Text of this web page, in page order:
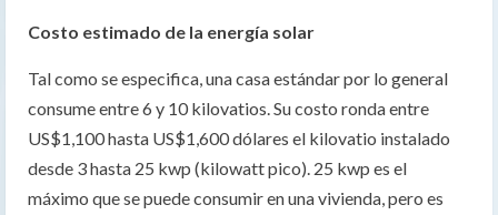
Costo estimado de la energía solar
Tal como se especifica, una casa estándar por lo general
consume entre 6 y 10 kilovatios. Su costo ronda entre
US$1,100 hasta US$1,600 dólares el kilovatio instalado
desde 3 hasta 25 kwp (kilowatt pico). 25 kwp es el
máximo que se puede consumir en una vivienda, pero es